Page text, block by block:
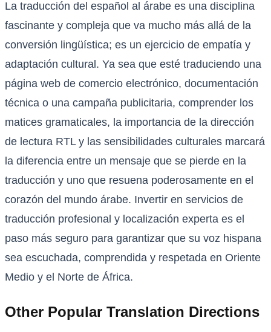
La traducción del español al árabe es una disciplina
fascinante y compleja que va mucho más allá de la
conversión lingüística; es un ejercicio de empatía y
adaptación cultural. Ya sea que esté traduciendo una
página web de comercio electrónico, documentación
técnica o una campaña publicitaria, comprender los
matices gramaticales, la importancia de la dirección
de lectura RTL y las sensibilidades culturales marcará
la diferencia entre un mensaje que se pierde en la
traducción y uno que resuena poderosamente en el
corazón del mundo árabe. Invertir en servicios de
traducción profesional y localización experta es el
paso más seguro para garantizar que su voz hispana
sea escuchada, comprendida y respetada en Oriente
Medio y el Norte de África.
Other Popular Translation Directions